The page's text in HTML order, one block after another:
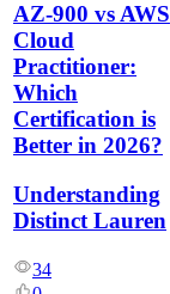
AZ-900 vs AWS
Cloud
Practitioner:
Which
Certification is
Better in 2026?
Understanding
Distinct Lauren
34